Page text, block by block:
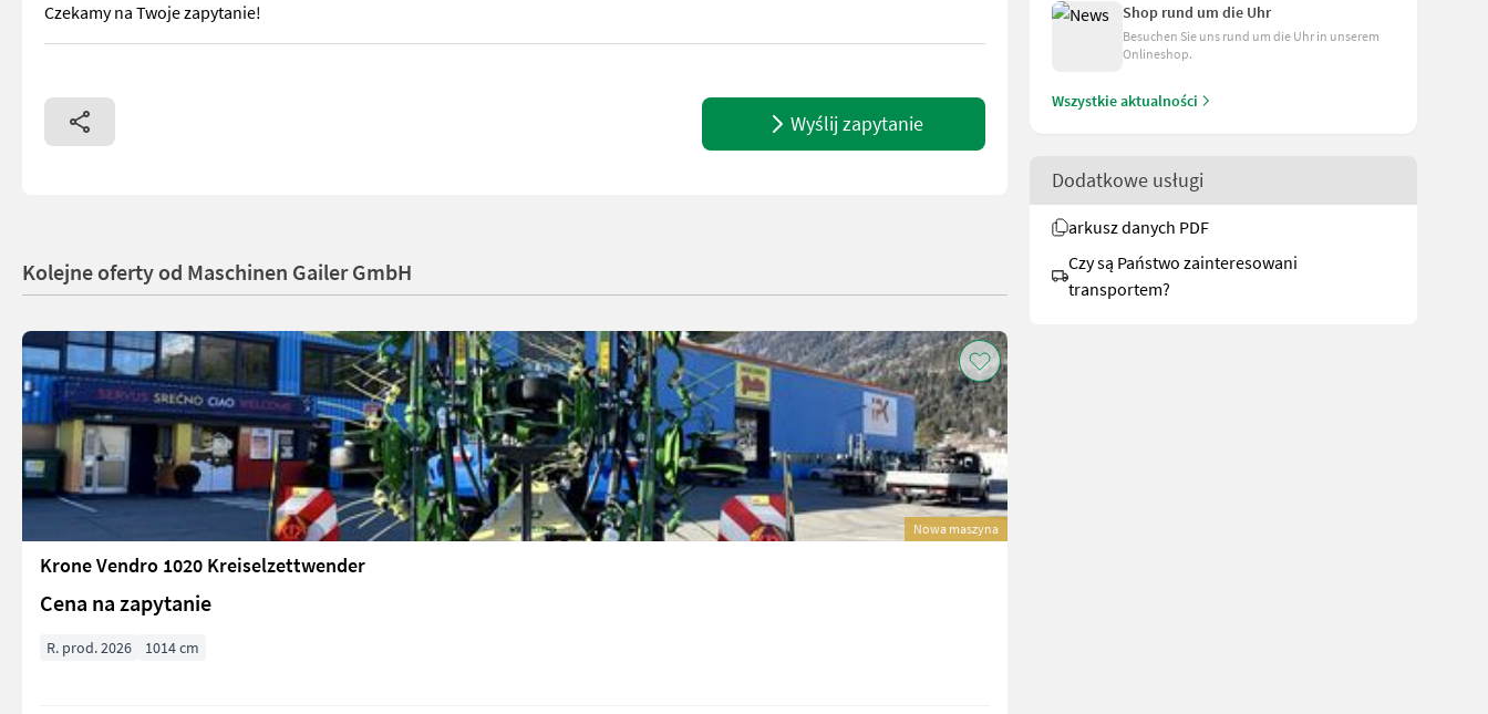
Czekamy na Twoje zapytanie!
Lekka sieczkarnia rotacyjna z zaawansowaną technologią - Zawieszenie trzypunktowe kat. 2, możliwość montażu bardzo blisko ciągnika - Przednie koło kopiujące - hydrauliczne rozpórki
Wyślij zapytanie
Shop rund um die Uhr
Besuchen Sie uns rund um die Uhr in unserem
Onlineshop.
Wszystkie aktualności
Dodatkowe usługi
arkusz danych PDF
Czy są Państwo zainteresowani
transportem?
Kolejne oferty od Maschinen Gailer GmbH
Nowa maszyna
Krone Vendro 1020 Kreiselzettwender
Cena na zapytanie
R. prod. 2026 1014 cm